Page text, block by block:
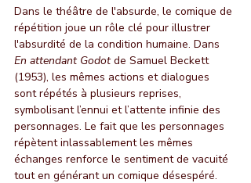
Dans le théâtre de l'absurde, le comique de
répétition joue un rôle clé pour illustrer
l'absurdité de la condition humaine. Dans
En attendant Godot de Samuel Beckett
(1953), les mêmes actions et dialogues
sont répétés à plusieurs reprises,
symbolisant l’ennui et l’attente infinie des
personnages. Le fait que les personnages
répètent inlassablement les mêmes
échanges renforce le sentiment de vacuité
tout en générant un comique désespéré.